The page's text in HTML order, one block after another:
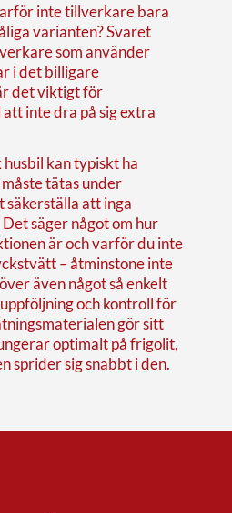
inte tillverkare bara
varianten? Svaret
som använder
i det billigare
det viktigt för
inte dra på sig extra
husbil kan typiskt ha
tätas under
att inga
säger något om hur
är och varför du inte
– åtminstone inte
även något så enkelt
och kontroll för
gör sitt
optimalt på frigolit,
sprider sig snabbt i den.